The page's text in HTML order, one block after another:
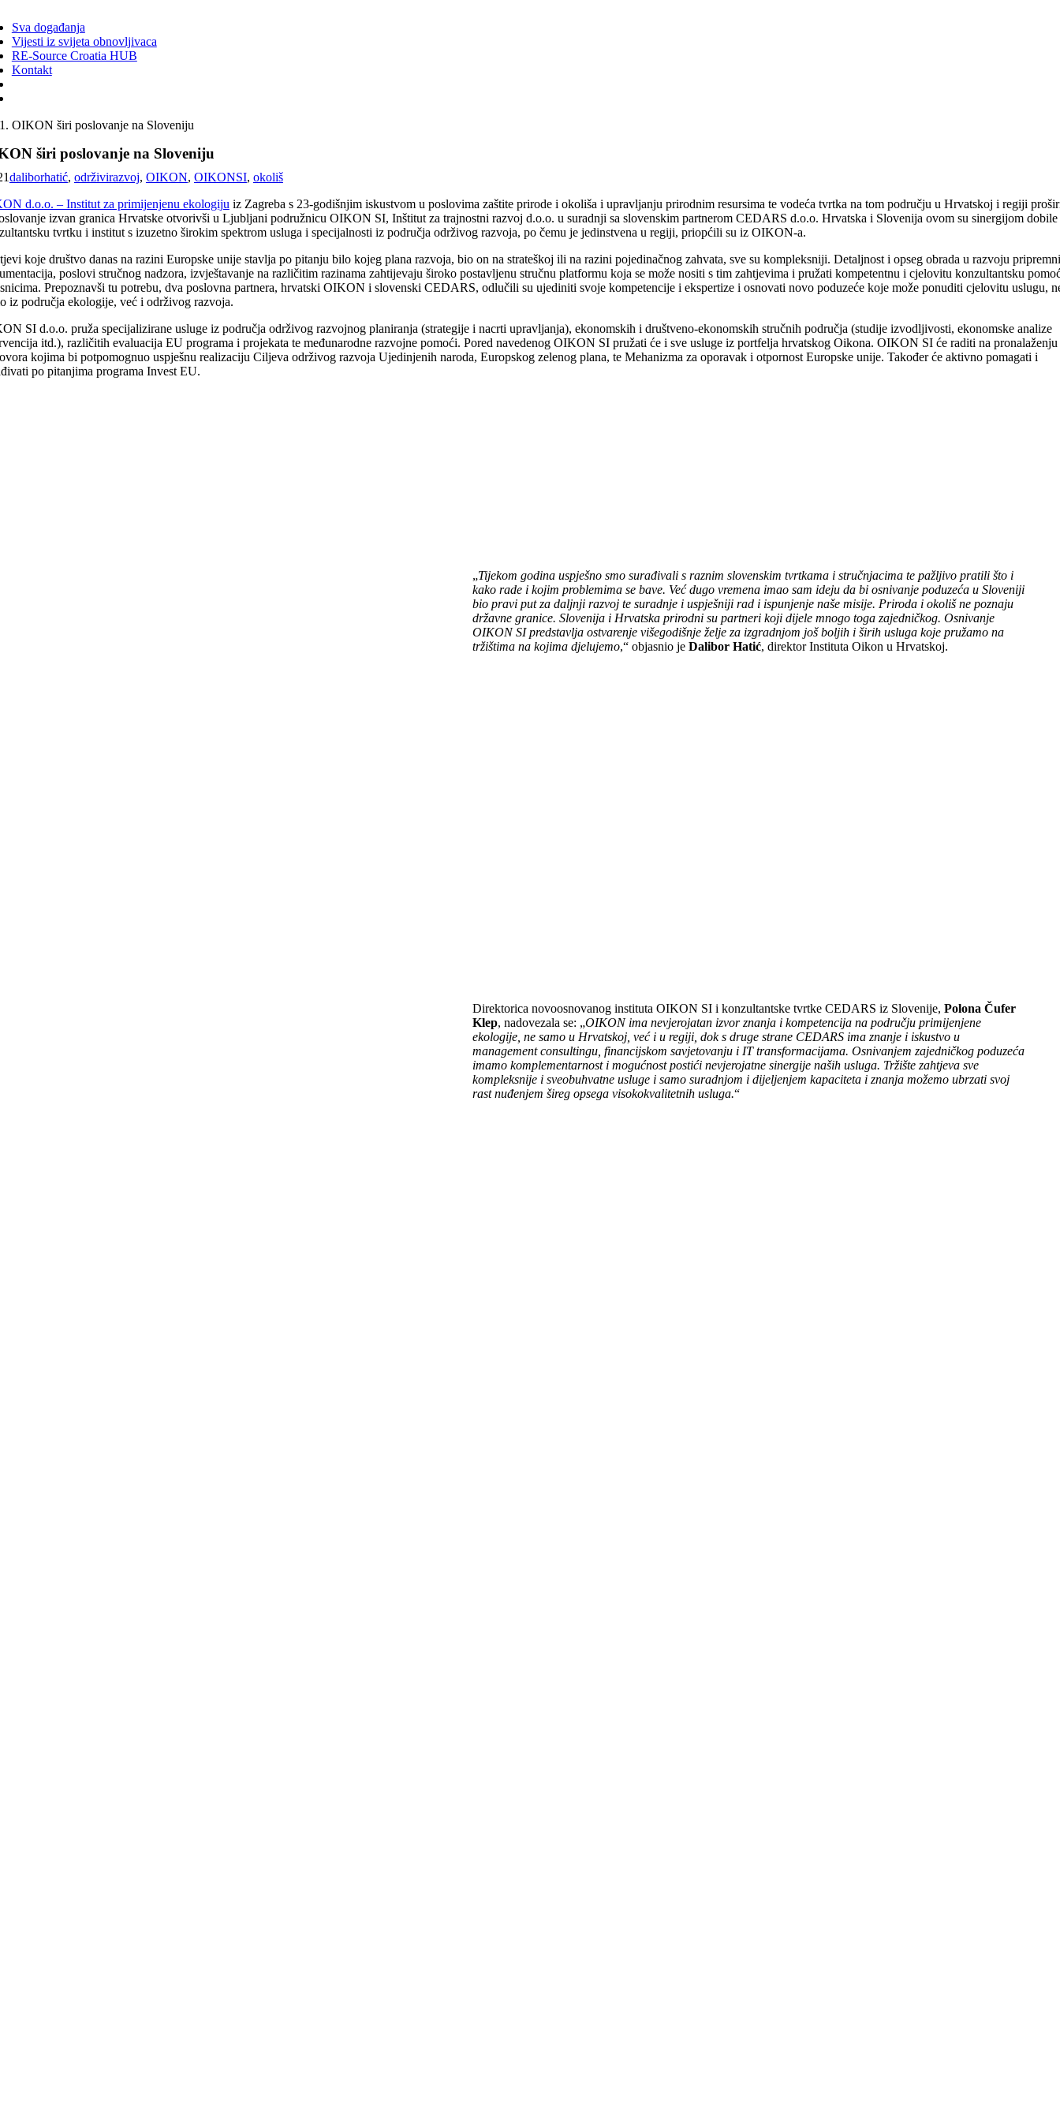
Sva događanja
Vijesti iz svijeta obnovljivaca
RE-Source Croatia HUB
Kontakt
OIKON širi poslovanje na Sloveniju
širi poslovanje na Sloveniju
daliborhatić, održivirazvoj, OIKON, OIKONSI, okoliš
d.o.o. – Institut za primijenjenu ekologiju iz Zagreba s 23-godišnjim iskustvom u poslovima zaštite prirode i okoliša i upravljanju prirodnim resursima te vodeća tvrtka na tom području u Hrvatskoj i regiji
izvan granica Hrvatske otvorivši u Ljubljani podružnicu OIKON SI, Inštitut za trajnostni razvoj d.o.o. u suradnji sa slovenskim partnerom CEDARS d.o.o. Hrvatska i Slovenija ovom su sinergijom dobile
tvrtku i institut s izuzetno širokim spektrom usluga i specijalnosti iz područja održivog razvoja, po čemu je jedinstvena u regiji, priopćili su iz OIKON-a.
koje društvo danas na razini Europske unije stavlja po pitanju bilo kojeg plana razvoja, bio on na strateškoj ili na razini pojedinačnog zahvata, sve su kompleksniji. Detaljnost i opseg obrada u razvoju
poslovi stručnog nadzora, izvještavanje na različitim razinama zahtijevaju široko postavljenu stručnu platformu koja se može nositi s tim zahtjevima i pružati kompetentnu i cjelovitu konzultantsku
Prepoznavši tu potrebu, dva poslovna partnera, hrvatski OIKON i slovenski CEDARS, odlučili su ujediniti svoje kompetencije i ekspertize i osnovati novo poduzeće koje može ponuditi cjelovitu uslugu,
iz područja ekologije, već i održivog razvoja.
SI d.o.o. pruža specijalizirane usluge iz područja održivog razvojnog planiranja (strategije i nacrti upravljanja), ekonomskih i društveno-ekonomskih stručnih područja (studije izvodljivosti, ekonomske analize
itd.), različitih evaluacija EU programa i projekata te međunarodne razvojne pomoći. Pored navedenog OIKON SI pružati će i sve usluge iz portfelja hrvatskog Oikona. OIKON SI će raditi na pronalaženju
kojima bi potpomognuo uspješnu realizaciju Ciljeva održivog razvoja Ujedinjenih naroda, Europskog zelenog plana, te Mehanizma za oporavak i otpornost Europske unije. Također će aktivno pomagati i
po pitanjima programa Invest EU.
„Tijekom godina uspješno smo surađivali s raznim slovenskim tvrtkama i stručnjacima te pažljivo pratili što i
kako rade i kojim problemima se bave. Već dugo vremena imao sam ideju da bi osnivanje poduzeća u Sloveniji
bio pravi put za daljnji razvoj te suradnje i uspješniji rad i ispunjenje naše misije. Priroda i okoliš ne poznaju
državne granice. Slovenija i Hrvatska prirodni su partneri koji dijele mnogo toga zajedničkog. Osnivanje
OIKON SI predstavlja ostvarenje višegodišnje želje za izgradnjom još boljih i širih usluga koje pružamo na
tržištima na kojima djelujemo,“ objasnio jeDalibor Hatić, direktor Instituta Oikon u Hrvatskoj.
Direktorica novoosnovanog instituta OIKON SI i konzultantske tvrtke CEDARS iz Slovenije,Polona Čufer
Klep, nadovezala se: „OIKON ima nevjerojatan izvor znanja i kompetencija na području primijenjene
ekologije, ne samo u Hrvatskoj, već i u regiji, dok s druge strane CEDARS ima znanje i iskustvo u
management consultingu, financijskom savjetovanju i IT transformacijama. Osnivanjem zajedničkog poduzeća
imamo komplementarnost i mogućnost postići nevjerojatne sinergije naših usluga. Tržište zahtjeva sve
kompleksnije i sveobuhvatne usluge i samo suradnjom i dijeljenjem kapaciteta i znanja možemo ubrzati svoj
rast nuđenjem šireg opsega visokokvalitetnih usluga.“